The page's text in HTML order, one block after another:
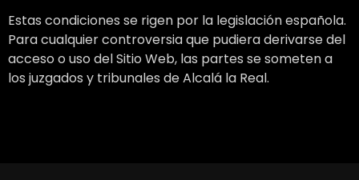
Estas condiciones se rigen por la legislación española.
Para cualquier controversia que pudiera derivarse del
acceso o uso del Sitio Web, las partes se someten a
los juzgados y tribunales de Alcalá la Real.